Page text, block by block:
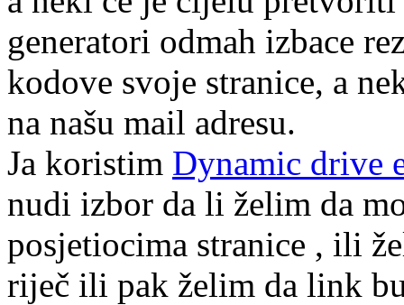
generatori odmah izbace
kodove svoje stranice, a
na našu mail adresu.
Ja koristim Dynamic drive
nudi izbor da li želim da
posjetiocima stranice , ili
riječ ili pak želim da link